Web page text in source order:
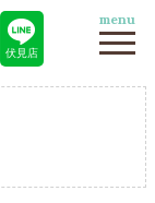
伏見店
menu